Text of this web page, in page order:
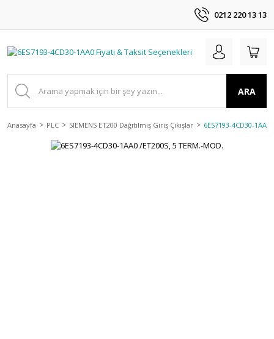
0212 220 13 13
ARA
Anasayfa PLC SIEMENS ET200 Dağıtılmış Giriş Çıkışlar 6ES7193-4CD30-